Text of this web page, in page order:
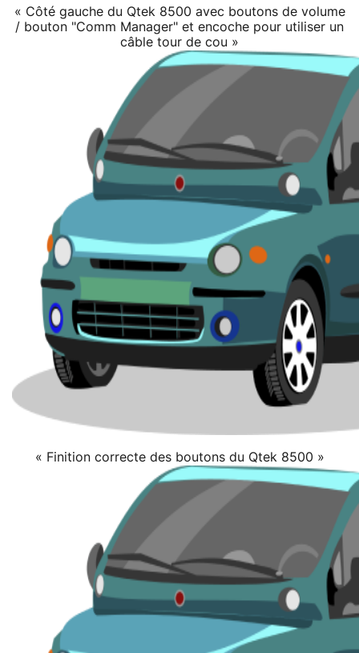
« Côté gauche du Qtek 8500 avec boutons de volume
/ bouton "Comm Manager" et encoche pour utiliser un
câble tour de cou »
« Finition correcte des boutons du Qtek 8500 »